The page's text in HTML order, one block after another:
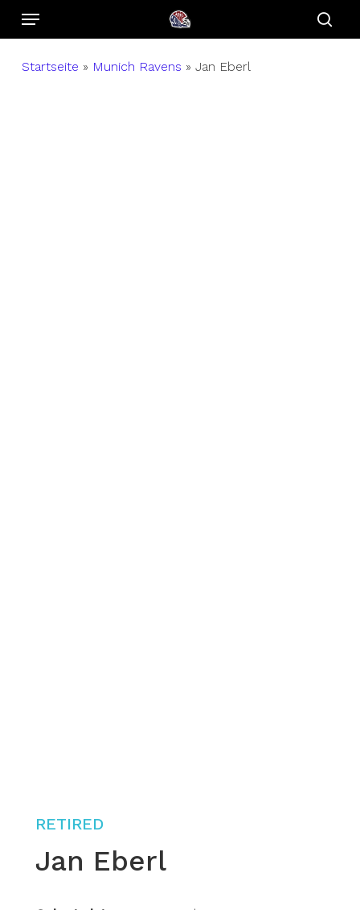
SkipMenu
Startseite » Munich Ravens » Jan Eberl
RETIRED
Jan Eberl